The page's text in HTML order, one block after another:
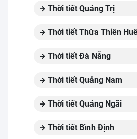
Thời tiết Quảng Trị
Thời tiết Thừa Thiên
Thời tiết Đà Nẵng
Thời tiết Quảng Nam
Thời tiết Quảng Ngãi
Thời tiết Bình Định